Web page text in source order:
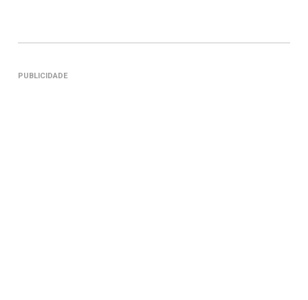
PUBLICIDADE